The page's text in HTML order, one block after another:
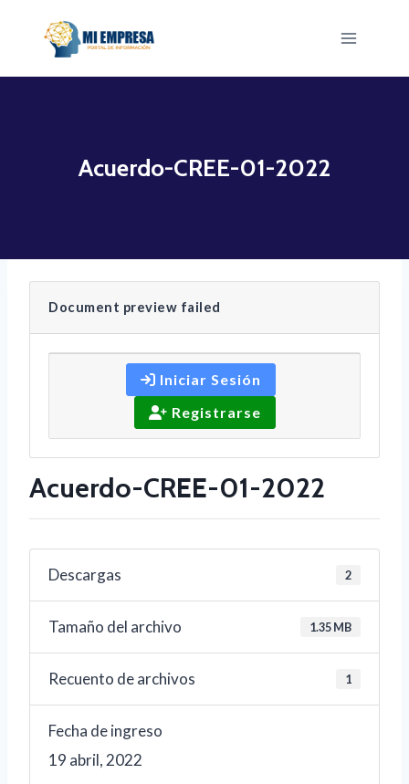
Acuerdo-CREE-01-2022
Document preview failed
Iniciar Sesión
Registrarse
Acuerdo-CREE-01-2022
Descargas 2
Tamaño del archivo 1.35 MB
Recuento de archivos 1
Fecha de ingreso
19 abril, 2022